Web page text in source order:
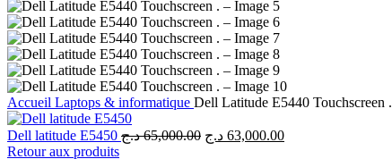
Accueil Laptops & informatique Dell Latitude E5440 Touchscreen .
Dell latitude E5450 65,000.00 د.ج 63,000.00 د.ج
Retour aux produits